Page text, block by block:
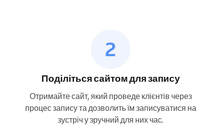
Поділіться сайтом для запису
Отримайте сайт, який проведе клієнтів через
процес запису та дозволить їм записуватися на
зустріч у зручний для них час.